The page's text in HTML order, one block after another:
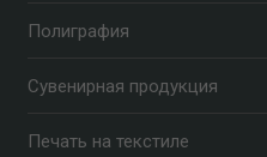
Полиграфия
Сувенирная продукция
Печать на текстиле